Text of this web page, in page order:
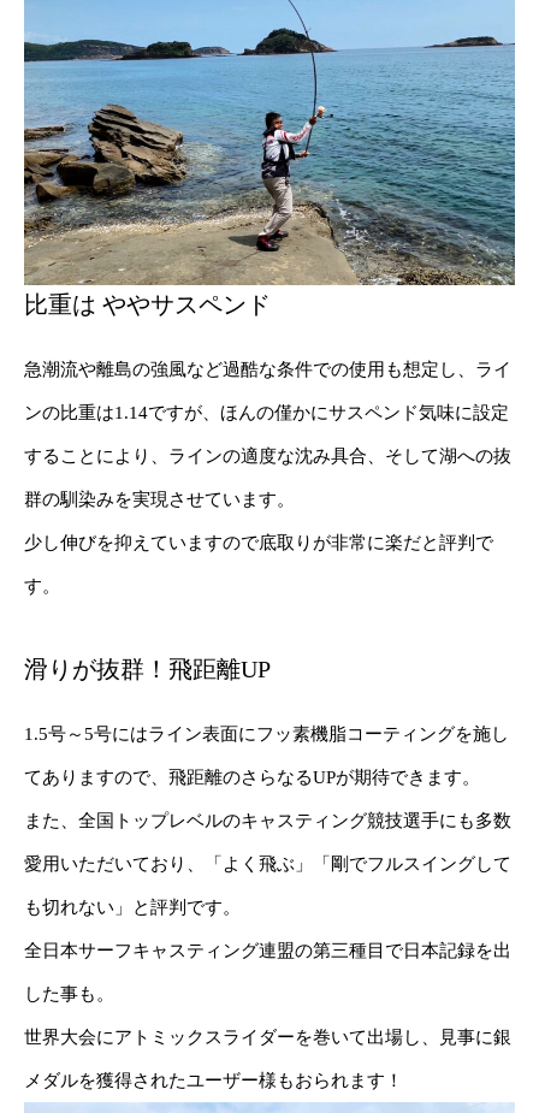
比重は ややサスペンド
急潮流や離島の強風など過酷な条件での使用も想定し、ライ
ンの比重は1.14ですが、ほんの僅かにサスペンド気味に設定
することにより、ラインの適度な沈み具合、そして湖への抜
群の馴染みを実現させています。
少し伸びを抑えていますので底取りが非常に楽だと評判で
す。
滑りが抜群！飛距離UP
1.5号～5号にはライン表面にフッ素機脂コーティングを施し
てありますので、飛距離のさらなるUPが期待できます。
また、全国トップレベルのキャスティング競技選手にも多数
愛用いただいており、「よく飛ぶ」「剛でフルスイングして
も切れない」と評判です。
全日本サーフキャスティング連盟の第三種目で日本記録を出
した事も。
世界大会にアトミックスライダーを巻いて出場し、見事に銀
メダルを獲得されたユーザー様もおられます！